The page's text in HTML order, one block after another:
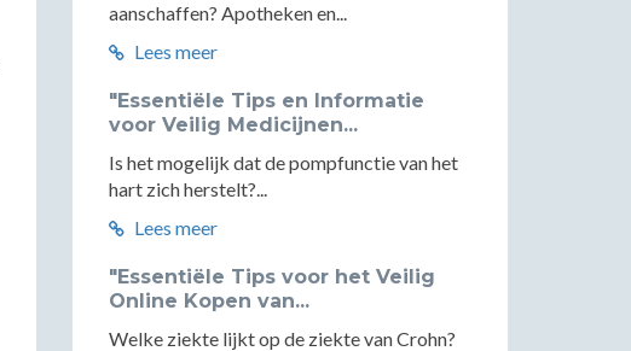
aanschaffen? Apotheken en...
Lees meer
"Essentiële Tips en Informatie
voor Veilig Medicijnen...
Is het mogelijk dat de pompfunctie van het
hart zich herstelt?...
Lees meer
"Essentiële Tips voor het Veilig
Online Kopen van...
Welke ziekte lijkt op de ziekte van Crohn?